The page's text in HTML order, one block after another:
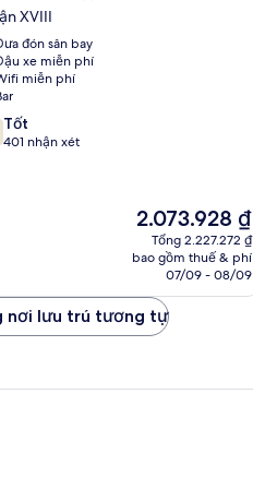
XVIII
đón sân bay
xe miễn phí
miễn phí
Tốt
401 nhận xét
Giá
hiện
tại
2.073.928 ₫
2.073.928 ₫
Tổng 2.227.272 ₫
bao gồm thuế & phí
07/09 - 08/09
nơi lưu trú tương tự